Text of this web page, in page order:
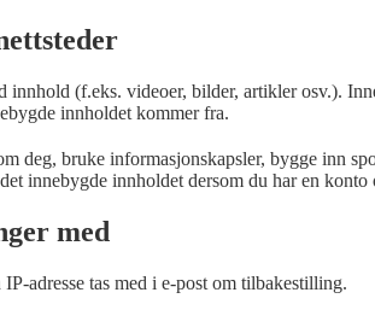
(f.eks. videoer, bilder, artikler osv.).
innholdet kommer fra.
deg, bruke informasjonskapsler, bygge inn
innebygde innholdet dersom du har en konto
med
adresse tas med i e-post om tilbakestilling.